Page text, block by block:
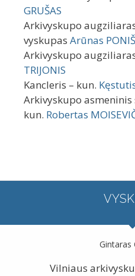
GRUŠAS
Arkivyskupo
vyskupas Arūnas
Arkivyskupo
TRIJONIS
Kancleris – kun.
Arkivyskupo asmeninis
kun. Robertas
Striokaitė SF
Teisingumo gynėja –
Striokaitė SF
Auditorius, notaras –
Ragaišis
Notarai – kun.
Mykolas
Gintaras
Vilniaus